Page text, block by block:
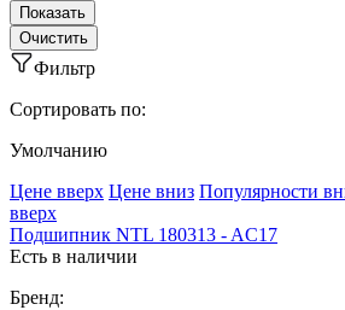
Фильтр
Сортировать по:
Умолчанию
Ценe вверх Ценe вниз Популярности
вверх
Подшипник NTL 180313 - AC17
Есть в наличии
Бренд: